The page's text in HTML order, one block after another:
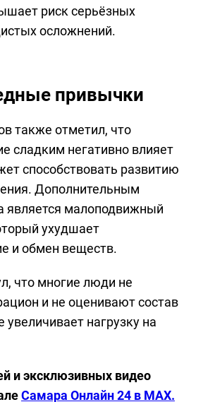
риск серьёзных
осложнений.
привычки
также отметил, что
сладким негативно влияет
способствовать развитию
Дополнительным
является малоподвижный
ухудшает
и обмен веществ.
что многие люди не
и не оценивают состав
нагрузку на
и эксклюзивных видео
Самара Онлайн 24 в MAX.